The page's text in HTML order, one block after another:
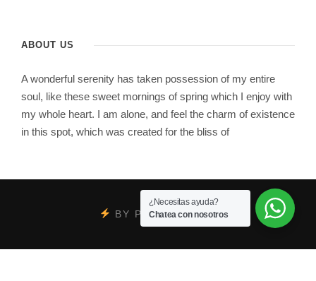
ABOUT US
A wonderful serenity has taken possession of my entire
soul, like these sweet mornings of spring which I enjoy with
my whole heart. I am alone, and feel the charm of existence
in this spot, which was created for the bliss of
BY PSYCOBRAND
¿Necesitas ayuda?
Chatea con nosotros